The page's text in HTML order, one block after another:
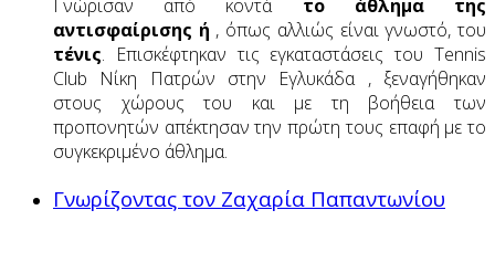
Γνώρισαν από κοντά το άθλημα της
αντισφαίρισης ή , όπως αλλιώς είναι γνωστό, του
τένις. Επισκέφτηκαν τις εγκαταστάσεις του Tennis
Club Νίκη Πατρών στην Εγλυκάδα , ξεναγήθηκαν
στους χώρους του και με τη βοήθεια των
προπονητών απέκτησαν την πρώτη τους επαφή με το
συγκεκριμένο άθλημα.
Γνωρίζοντας τον Ζαχαρία Παπαντωνίου